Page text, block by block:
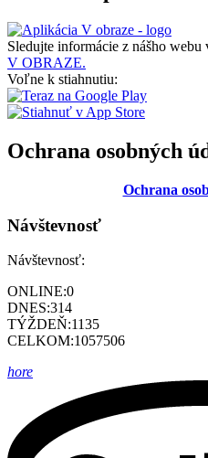
Sledujte informácie z nášho webu
V OBRAZE.
Voľne k stiahnutiu:
Ochrana osobných
Ochrana
Návštevnosť
Návštevnosť:
ONLINE:0
DNES:314
TÝŽDEŇ:1135
CELKOM:1057506
hore